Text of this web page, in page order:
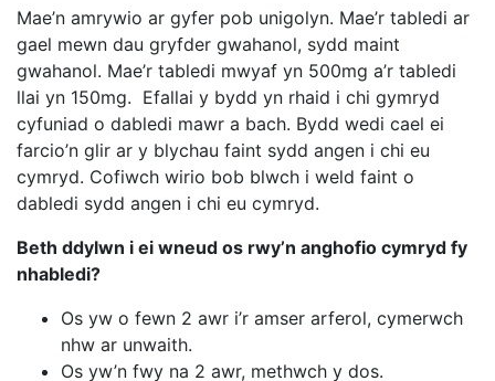
Mae’n amrywio ar gyfer pob unigolyn. Mae’r tabledi ar
gael mewn dau gryfder gwahanol, sydd maint
gwahanol. Mae’r tabledi mwyaf yn 500mg a’r tabledi
llai yn 150mg. Efallai y bydd yn rhaid i chi gymryd
cyfuniad o dabledi mawr a bach. Bydd wedi cael ei
farcio’n glir ar y blychau faint sydd angen i chi eu
cymryd. Cofiwch wirio bob blwch i weld faint o
dabledi sydd angen i chi eu cymryd.
Beth ddylwn i ei wneud os rwy’n anghofio cymryd fy
nhabledi?
Os yw o fewn 2 awr i’r amser arferol, cymerwch
nhw ar unwaith.
Os yw’n fwy na 2 awr, methwch y dos.